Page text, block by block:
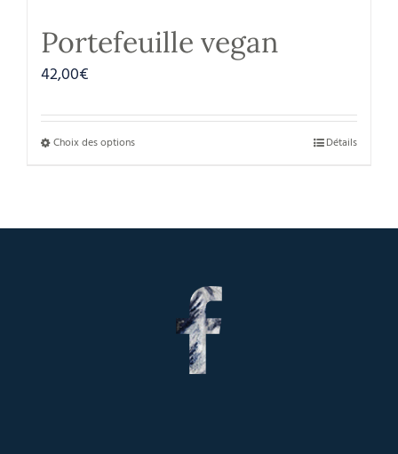
Portefeuille vegan
42,00€
Choix des options Détails